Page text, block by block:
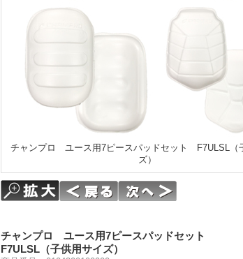
チャンプロ ユース用7ピースパッドセット F7ULSL（
ズ）
チャンプロ ユース用7ピースパッドセット
F7ULSL（子供用サイズ）